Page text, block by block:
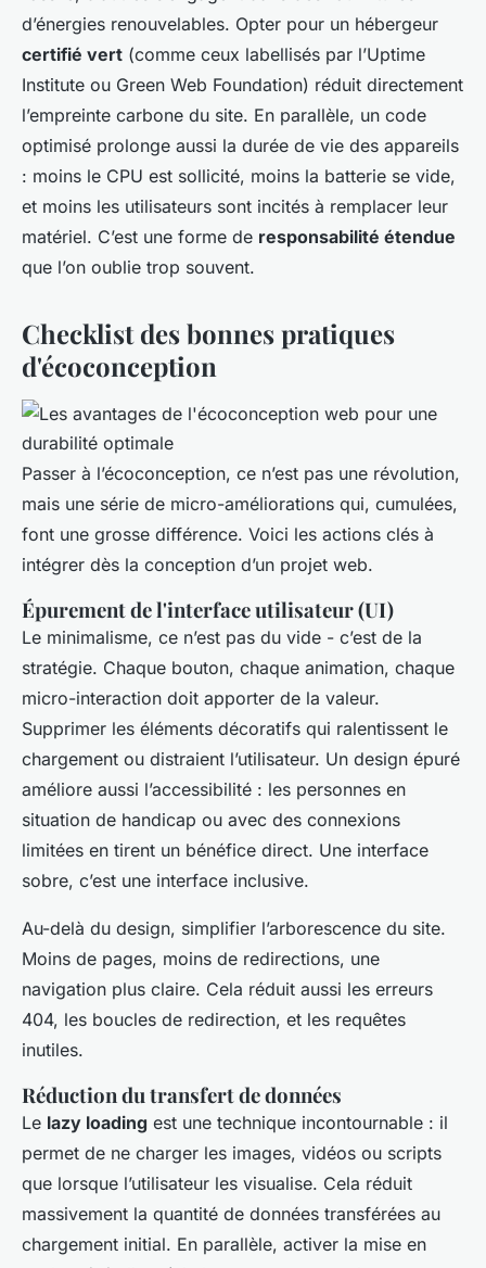
d’énergies renouvelables. Opter pour un hébergeur
certifié vert (comme ceux labellisés par l’Uptime
Institute ou Green Web Foundation) réduit directement
l’empreinte carbone du site. En parallèle, un code
optimisé prolonge aussi la durée de vie des appareils
: moins le CPU est sollicité, moins la batterie se vide,
et moins les utilisateurs sont incités à remplacer leur
matériel. C’est une forme de responsabilité étendue
que l’on oublie trop souvent.
Checklist des bonnes pratiques
d'écoconception
Passer à l’écoconception, ce n’est pas une révolution,
mais une série de micro-améliorations qui, cumulées,
font une grosse différence. Voici les actions clés à
intégrer dès la conception d’un projet web.
Épurement de l'interface utilisateur (UI)
Le minimalisme, ce n’est pas du vide - c’est de la
stratégie. Chaque bouton, chaque animation, chaque
micro-interaction doit apporter de la valeur.
Supprimer les éléments décoratifs qui ralentissent le
chargement ou distraient l’utilisateur. Un design épuré
améliore aussi l’accessibilité : les personnes en
situation de handicap ou avec des connexions
limitées en tirent un bénéfice direct. Une interface
sobre, c’est une interface inclusive.
Au-delà du design, simplifier l’arborescence du site.
Moins de pages, moins de redirections, une
navigation plus claire. Cela réduit aussi les erreurs
404, les boucles de redirection, et les requêtes
inutiles.
Réduction du transfert de données
Le lazy loading est une technique incontournable : il
permet de ne charger les images, vidéos ou scripts
que lorsque l’utilisateur les visualise. Cela réduit
massivement la quantité de données transférées au
chargement initial. En parallèle, activer la mise en